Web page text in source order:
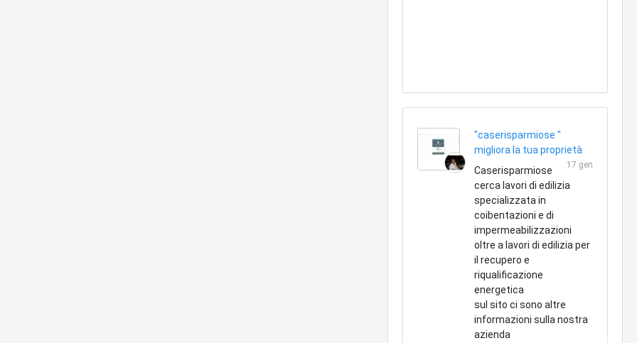
"caserisparmiose "
migliora la tua proprietà
17 gen
Caserisparmiose
cerca lavori di edilizia
specializzata in
coibentazioni e di
impermeabilizzazioni
oltre a lavori di edilizia per
il recupero e
riqualificazione
energetica
sul sito ci sono altre
informazioni sulla nostra
azienda